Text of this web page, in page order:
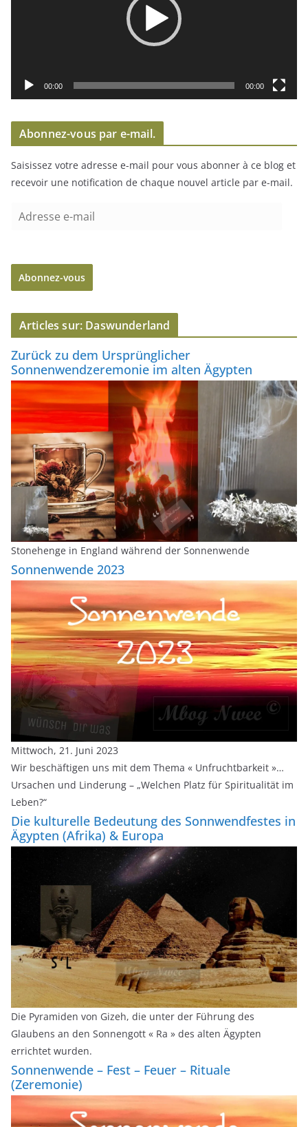
d
00:00 00:00
Abonnez-vous par e-mail.
Saisissez votre adresse e-mail pour vous abonner à ce blog et
recevoir une notification de chaque nouvel article par e-mail.
e
e
m
a
Abonnez-vous
Articles sur: Daswunderland
Zurück zu dem Ursprünglicher
Sonnenwendzeremonie im alten Ägypten
Stonehenge in England während der Sonnenwende
Sonnenwende 2023
Mittwoch, 21. Juni 2023
Wir beschäftigen uns mit dem Thema « Unfruchtbarkeit »…
Ursachen und Linderung – „Welchen Platz für Spiritualität im
Leben?“
Die kulturelle Bedeutung des Sonnwendfestes in
Ägypten (Afrika) & Europa
Die Pyramiden von Gizeh, die unter der Führung des
Glaubens an den Sonnengott « Ra » des alten Ägypten
errichtet wurden.
Sonnenwende – Fest – Feuer – Rituale
(Zeremonie)